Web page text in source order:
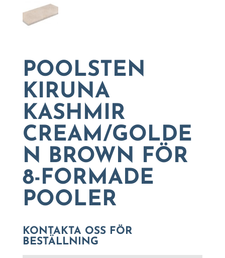
POOLSTEN
KIRUNA
KASHMIR
CREAM/GOLDE
N BROWN FÖR
8-FORMADE
POOLER
KONTAKTA OSS FÖR
BESTÄLLNING